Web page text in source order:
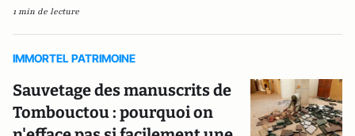
1 min de lecture
IMMORTEL PATRIMOINE
Sauvetage des manuscrits de
Tombouctou : pourquoi on